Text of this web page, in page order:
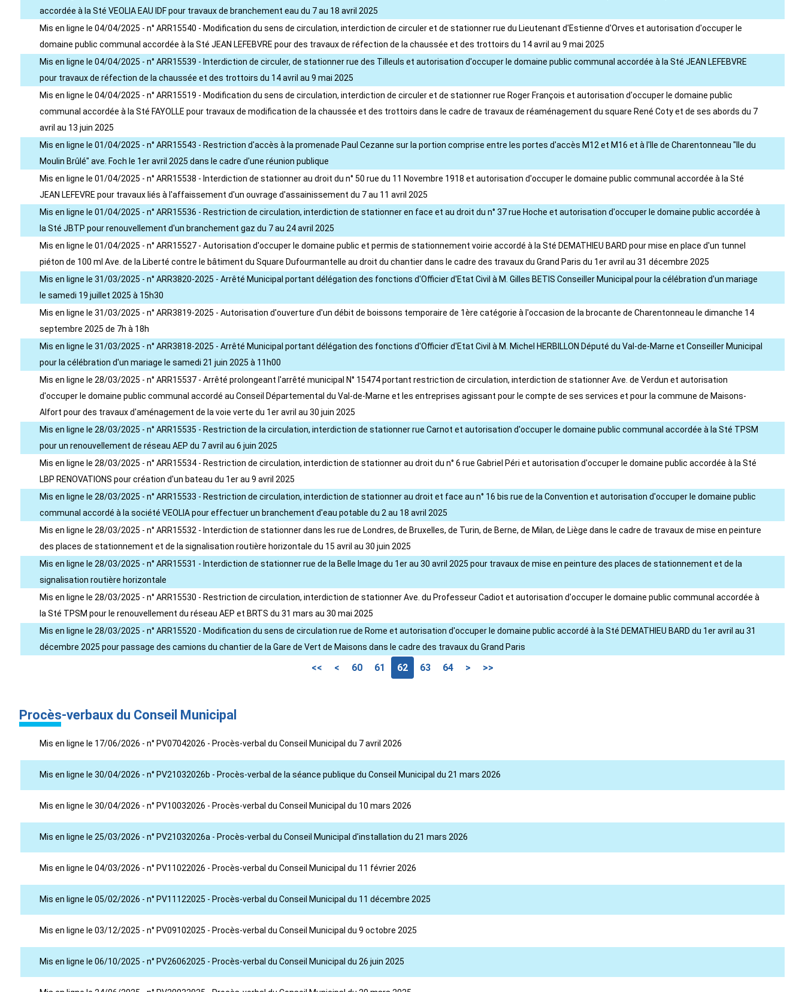
accordée à la Sté VEOLIA EAU IDF pour travaux de branchement eau du 7 au 18 avril 2025
Mis en ligne le 04/04/2025 - n° ARR15540 - Modification du sens de circulation, interdiction de circuler et de stationner rue du Lieutenant d'Estienne d'Orves et autorisation d'occuper le
domaine public communal accordée à la Sté JEAN LEFEBVRE pour des travaux de réfection de la chaussée et des trottoirs du 14 avril au 9 mai 2025
Mis en ligne le 04/04/2025 - n° ARR15539 - Interdiction de circuler, de stationner rue des Tilleuls et autorisation d'occuper le domaine public communal accordée à la Sté JEAN LEFEBVRE
pour travaux de réfection de la chaussée et des trottoirs du 14 avril au 9 mai 2025
Mis en ligne le 04/04/2025 - n° ARR15519 - Modification du sens de circulation, interdiction de circuler et de stationner rue Roger François et autorisation d'occuper le domaine public
communal accordée à la Sté FAYOLLE pour travaux de modification de la chaussée et des trottoirs dans le cadre de travaux de réaménagement du square René Coty et de ses abords du 7
avril au 13 juin 2025
Mis en ligne le 01/04/2025 - n° ARR15543 - Restriction d'accès à la promenade Paul Cezanne sur la portion comprise entre les portes d'accès M12 et M16 et à l'Ile de Charentonneau "Ile du
Moulin Brûlé" ave. Foch le 1er avril 2025 dans le cadre d'une réunion publique
Mis en ligne le 01/04/2025 - n° ARR15538 - Interdiction de stationner au droit du n° 50 rue du 11 Novembre 1918 et autorisation d'occuper le domaine public communal accordée à la Sté
JEAN LEFEVRE pour travaux liés à l'affaissement d'un ouvrage d'assainissement du 7 au 11 avril 2025
Mis en ligne le 01/04/2025 - n° ARR15536 - Restriction de circulation, interdiction de stationner en face et au droit du n° 37 rue Hoche et autorisation d'occuper le domaine public accordée à
la Sté JBTP pour renouvellement d'un branchement gaz du 7 au 24 avril 2025
Mis en ligne le 01/04/2025 - n° ARR15527 - Autorisation d'occuper le domaine public et permis de stationnement voirie accordé à la Sté DEMATHIEU BARD pour mise en place d'un tunnel
piéton de 100 ml Ave. de la Liberté contre le bâtiment du Square Dufourmantelle au droit du chantier dans le cadre des travaux du Grand Paris du 1er avril au 31 décembre 2025
Mis en ligne le 31/03/2025 - n° ARR3820-2025 - Arrêté Municipal portant délégation des fonctions d'Officier d'Etat Civil à M. Gilles BETIS Conseiller Municipal pour la célébration d'un mariage
le samedi 19 juillet 2025 à 15h30
Mis en ligne le 31/03/2025 - n° ARR3819-2025 - Autorisation d'ouverture d'un débit de boissons temporaire de 1ère catégorie à l'occasion de la brocante de Charentonneau le dimanche 14
septembre 2025 de 7h à 18h
Mis en ligne le 31/03/2025 - n° ARR3818-2025 - Arrêté Municipal portant délégation des fonctions d'Officier d'Etat Civil à M. Michel HERBILLON Député du Val-de-Marne et Conseiller Municipal
pour la célébration d'un mariage le samedi 21 juin 2025 à 11h00
Mis en ligne le 28/03/2025 - n° ARR15537 - Arrêté prolongeant l'arrêté municipal N° 15474 portant restriction de circulation, interdiction de stationner Ave. de Verdun et autorisation
d'occuper le domaine public communal accordé au Conseil Départemental du Val-de-Marne et les entreprises agissant pour le compte de ses services et pour la commune de Maisons-
Alfort pour des travaux d'aménagement de la voie verte du 1er avril au 30 juin 2025
Mis en ligne le 28/03/2025 - n° ARR15535 - Restriction de la circulation, interdiction de stationner rue Carnot et autorisation d'occuper le domaine public communal accordée à la Sté TPSM
pour un renouvellement de réseau AEP du 7 avril au 6 juin 2025
Mis en ligne le 28/03/2025 - n° ARR15534 - Restriction de circulation, interdiction de stationner au droit du n° 6 rue Gabriel Péri et autorisation d'occuper le domaine public accordée à la Sté
LBP RENOVATIONS pour création d'un bateau du 1er au 9 avril 2025
Mis en ligne le 28/03/2025 - n° ARR15533 - Restriction de circulation, interdiction de stationner au droit et face au n° 16 bis rue de la Convention et autorisation d'occuper le domaine public
communal accordé à la société VEOLIA pour effectuer un branchement d'eau potable du 2 au 18 avril 2025
Mis en ligne le 28/03/2025 - n° ARR15532 - Interdiction de stationner dans les rue de Londres, de Bruxelles, de Turin, de Berne, de Milan, de Liège dans le cadre de travaux de mise en peinture
des places de stationnement et de la signalisation routière horizontale du 15 avril au 30 juin 2025
Mis en ligne le 28/03/2025 - n° ARR15531 - Interdiction de stationner rue de la Belle Image du 1er au 30 avril 2025 pour travaux de mise en peinture des places de stationnement et de la
signalisation routière horizontale
Mis en ligne le 28/03/2025 - n° ARR15530 - Restriction de circulation, interdiction de stationner Ave. du Professeur Cadiot et autorisation d'occuper le domaine public communal accordée à
la Sté TPSM pour le renouvellement du réseau AEP et BRTS du 31 mars au 30 mai 2025
Mis en ligne le 28/03/2025 - n° ARR15520 - Modification du sens de circulation rue de Rome et autorisation d'occuper le domaine public accordé à la Sté DEMATHIEU BARD du 1er avril au 31
décembre 2025 pour passage des camions du chantier de la Gare de Vert de Maisons dans le cadre des travaux du Grand Paris
<< < 60 61 62 63 64 > >>
Procès-verbaux du Conseil Municipal
Mis en ligne le 17/06/2026 - n° PV07042026 - Procès-verbal du Conseil Municipal du 7 avril 2026
Mis en ligne le 30/04/2026 - n° PV21032026b - Procès-verbal de la séance publique du Conseil Municipal du 21 mars 2026
Mis en ligne le 30/04/2026 - n° PV10032026 - Procès-verbal du Conseil Municipal du 10 mars 2026
Mis en ligne le 25/03/2026 - n° PV21032026a - Procès-verbal du Conseil Municipal d'installation du 21 mars 2026
Mis en ligne le 04/03/2026 - n° PV11022026 - Procès-verbal du Conseil Municipal du 11 février 2026
Mis en ligne le 05/02/2026 - n° PV11122025 - Procès-verbal du Conseil Municipal du 11 décembre 2025
Mis en ligne le 03/12/2025 - n° PV09102025 - Procès-verbal du Conseil Municipal du 9 octobre 2025
Mis en ligne le 06/10/2025 - n° PV26062025 - Procès-verbal du Conseil Municipal du 26 juin 2025